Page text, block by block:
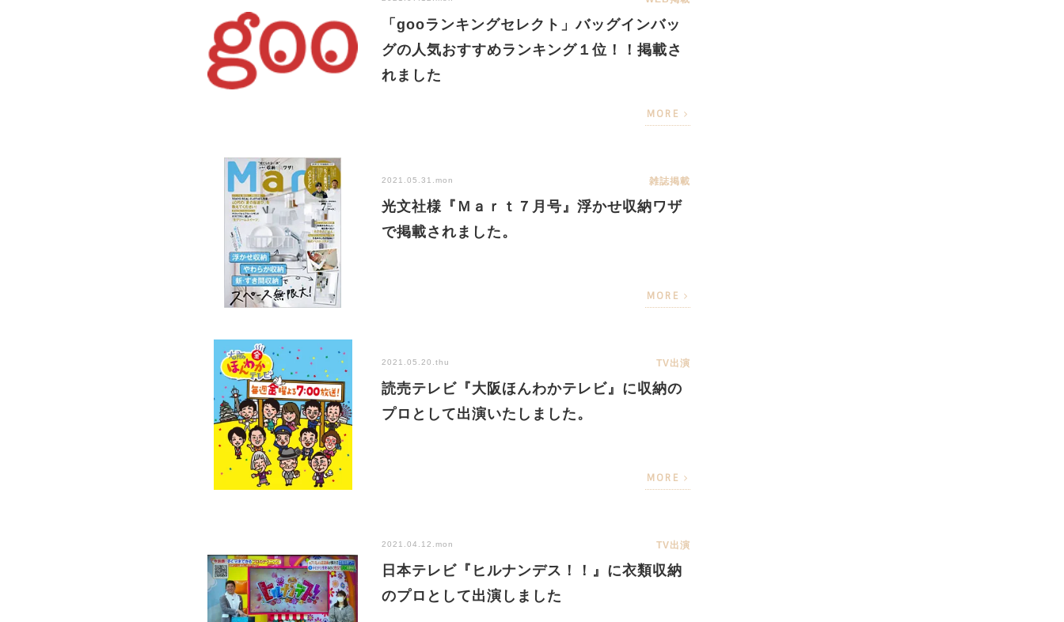
「gooランキングセレクト」バッグインバッ
グの人気おすすめランキング１位！！掲載さ
れました
MORE
2021.05.31.mon 雑誌掲載
光文社様『Ｍａｒｔ７月号』浮かせ収納ワザ
で掲載されました。
MORE
2021.05.20.thu TV出演
読売テレビ『大阪ほんわかテレビ』に収納の
プロとして出演いたしました。
MORE
2021.04.12.mon TV出演
日本テレビ『ヒルナンデス！！』に衣類収納
のプロとして出演しました